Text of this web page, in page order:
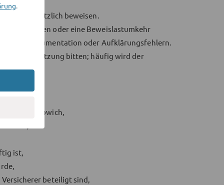
grundsätzlich beweisen.
oder eine Beweislastumkehr
Dokumentation oder Aufklärungsfehlern.
um Unterstützung bitten; häufig wird der
Standard abwich,
ist,
beteiligt sind,
.